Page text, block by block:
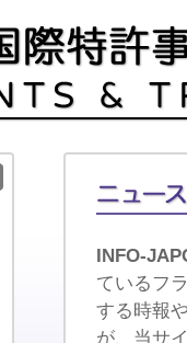
INFO-
ているフ
する時報
が、当サ